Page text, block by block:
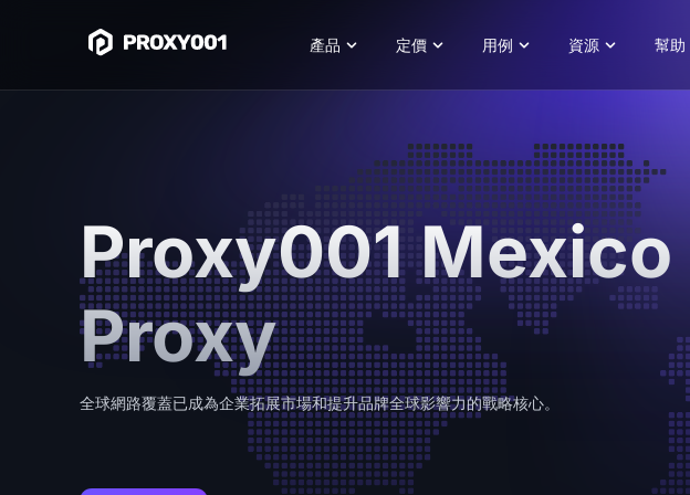
產品 定價 用例 資源 幫助
Proxy001 Mexico
Proxy
全球網路覆蓋已成為企業拓展市場和提升品牌全球影響力的戰略核心。